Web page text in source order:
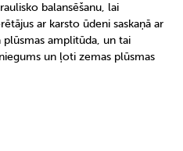
balansēšanu, lai
ar karsto ūdeni saskaņā ar
plūsmas amplitūda, un tai
un ļoti zemas plūsmas